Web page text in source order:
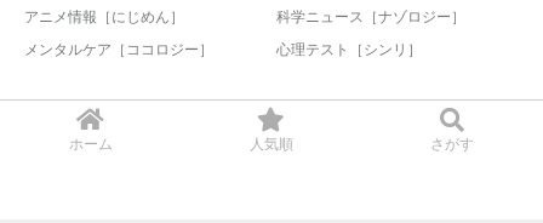
ホーム 人気順 さがす
アニメ情報［にじめん］
科学ニュース［ナゾロジー］
メンタルケア［ココロジー］
心理テスト［シンリ］
© 2017-2026 nazology. all rights reserved.